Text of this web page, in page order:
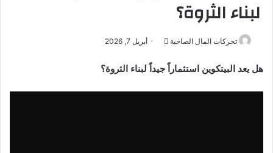
لبناء الثروة؟
تحركات المال الصاخبة
أرسل
إلكترونيا
أبريل 7, 2026
هل يعد البيتكوين استثماراً جيداً لبناء الثروة؟